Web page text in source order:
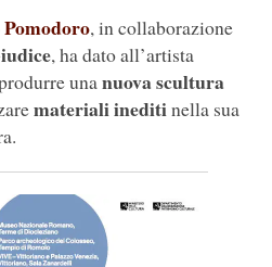
, in collaborazione
, ha dato all’artista
unanuova scultura
materiali ineditinella sua